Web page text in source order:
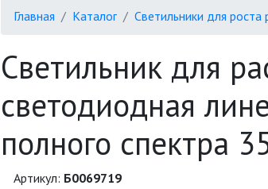
Главная Каталог Светильники для роста
Светильник для
светодиодная
полного спектра
Артикул: Б0069719